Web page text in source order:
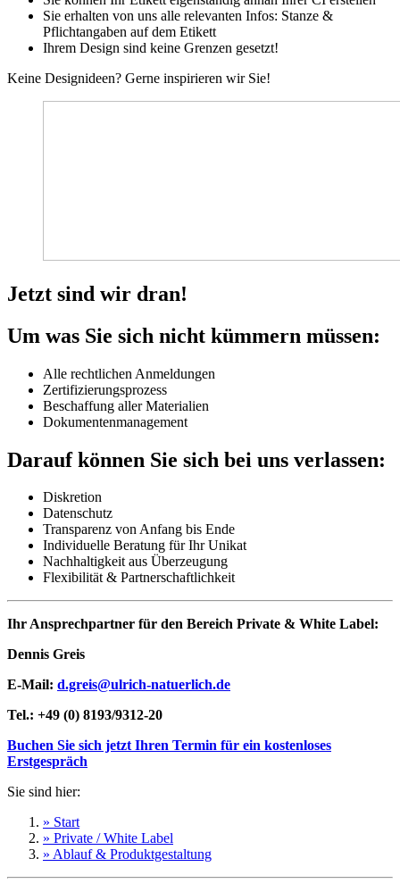
Sie erhalten von uns alle relevanten Infos: Stanze &
Pflichtangaben auf dem Etikett
Ihrem Design sind keine Grenzen gesetzt!
Keine Designideen? Gerne inspirieren wir Sie!
Jetzt sind wir dran!
Um was Sie sich nicht kümmern müssen:
Alle rechtlichen Anmeldungen
Zertifizierungsprozess
Beschaffung aller Materialien
Dokumentenmanagement
Darauf können Sie sich bei uns verlassen:
Diskretion
Datenschutz
Transparenz von Anfang bis Ende
Individuelle Beratung für Ihr Unikat
Nachhaltigkeit aus Überzeugung
Flexibilität & Partnerschaftlichkeit
Ihr Ansprechpartner für den Bereich Private & White Label:
Dennis Greis
E-Mail: d.greis@ulrich-natuerlich.de
Tel.: +49 (0) 8193/9312-20
Buchen Sie sich jetzt Ihren Termin für ein kostenloses
Erstgespräch
Sie sind hier:
» Start
» Private / White Label
» Ablauf & Produktgestaltung